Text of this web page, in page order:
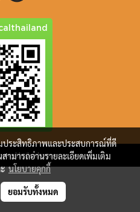
ประสิทธิภาพและประสบการณ์ที่ดี
ามารถอ่านรายละเอียดเพิ่มเติม
นโยบายคุกกี้
ยอมรับทั้งหมด